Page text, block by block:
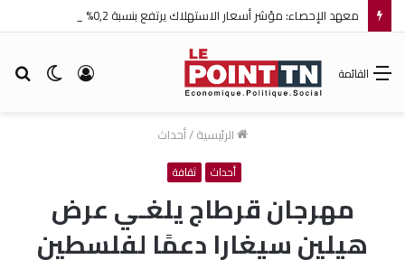
الوضع تسجيل
القائمة
الرئيسية/أحداث
أحداث ثقافة
مهرجان قرطاج يلغـي عرض
هيلين سيغارا دعمًا لفلسطين